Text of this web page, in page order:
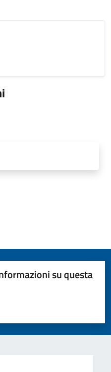
su questa
su 5